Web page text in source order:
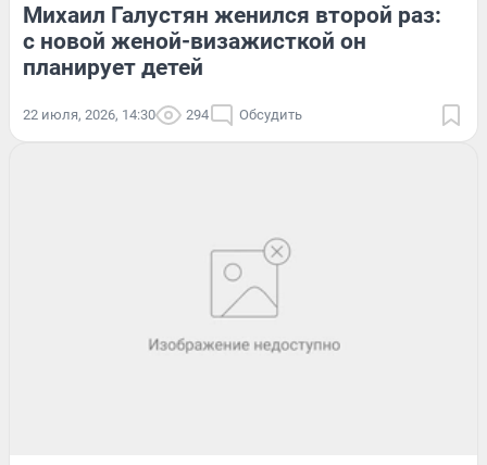
Михаил Галустян женился второй раз:
с новой женой-визажисткой он
планирует детей
22 июля, 2026, 14:30 294 Обсудить